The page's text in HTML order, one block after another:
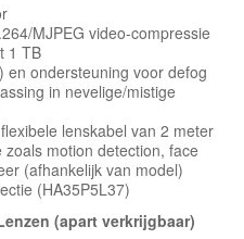
MJPEG video-compressie
1 TB
en ondersteuning voor defog
in nevelige/mistige
lenskabel van 2 meter
motion detection, face
(afhankelijk van model)
(HA35P5L37)
(apart verkrijgbaar)